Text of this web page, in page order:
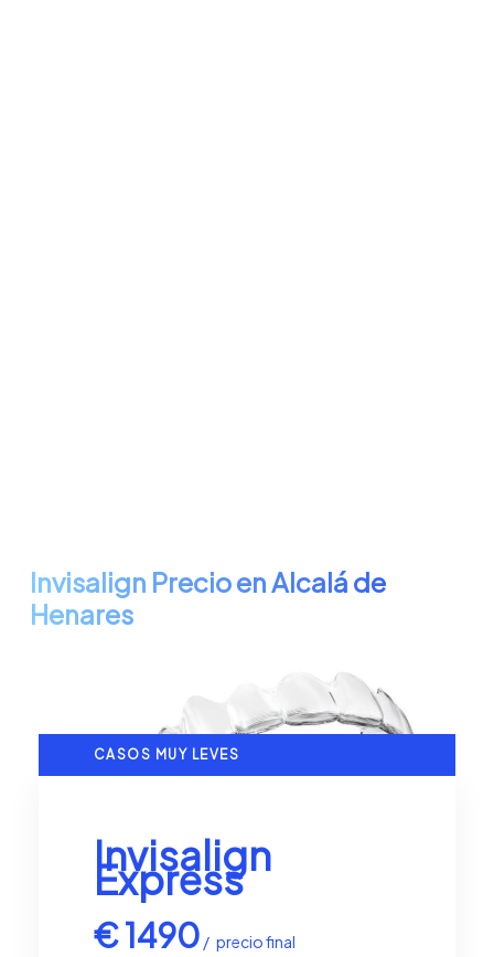
Invisalign Precio en Alcalá de
Henares
Invisalign
Express
CASOS MUY LEVES
€1490 precio final